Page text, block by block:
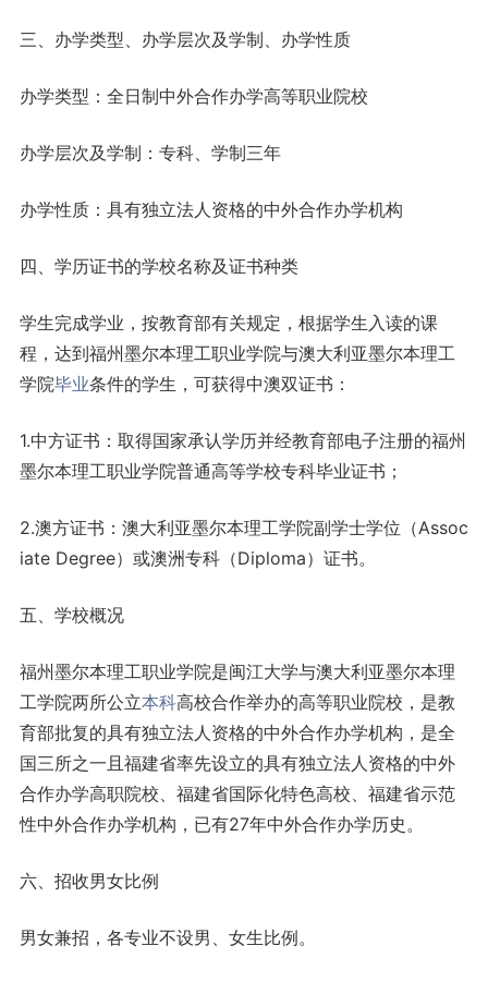
三、办学类型、办学层次及学制、办学性质
办学类型：全日制中外合作办学高等职业院校
办学层次及学制：专科、学制三年
办学性质：具有独立法人资格的中外合作办学机构
四、学历证书的学校名称及证书种类
学生完成学业，按教育部有关规定，根据学生入读的课
程，达到福州墨尔本理工职业学院与澳大利亚墨尔本理工
学院毕业条件的学生，可获得中澳双证书：
1.中方证书：取得国家承认学历并经教育部电子注册的福州
墨尔本理工职业学院普通高等学校专科毕业证书；
2.澳方证书：澳大利亚墨尔本理工学院副学士学位（Assoc
iate Degree）或澳洲专科（Diploma）证书。
五、学校概况
福州墨尔本理工职业学院是闽江大学与澳大利亚墨尔本理
工学院两所公立本科高校合作举办的高等职业院校，是教
育部批复的具有独立法人资格的中外合作办学机构，是全
国三所之一且福建省率先设立的具有独立法人资格的中外
合作办学高职院校、福建省国际化特色高校、福建省示范
性中外合作办学机构，已有27年中外合作办学历史。
六、招收男女比例
男女兼招，各专业不设男、女生比例。